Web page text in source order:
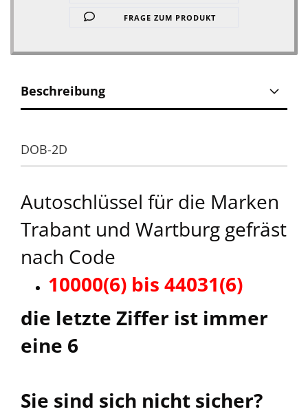
FRAGE ZUM PRODUKT
Beschreibung
DOB-2D
Autoschlüssel für die Marken
Trabant und Wartburg gefräst
nach Code
10000(6) bis 44031(6)
die letzte Ziffer ist immer
eine 6
Sie sind sich nicht sicher?